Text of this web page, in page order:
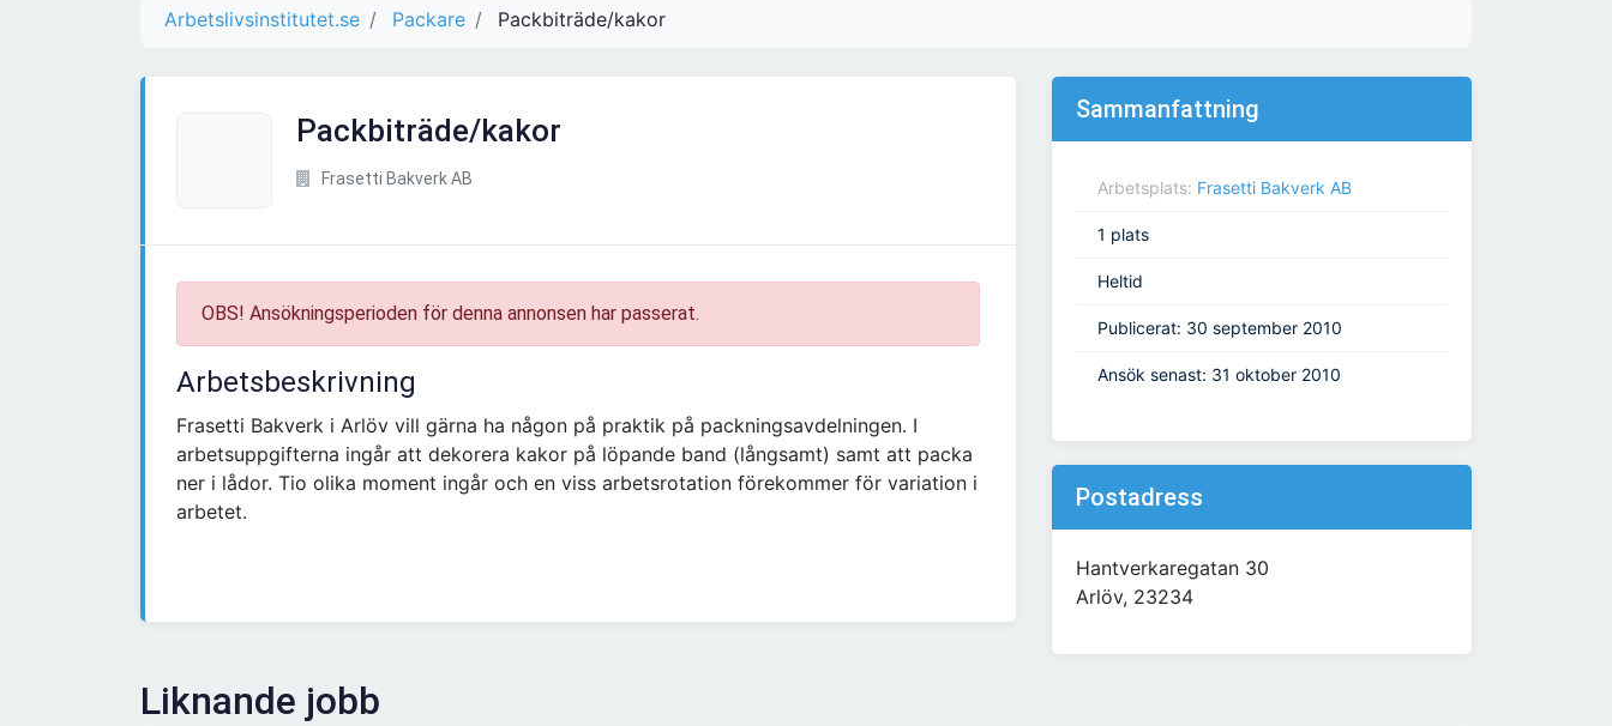
Arbetslivsinstitutet.se Packare Packbiträde/kakor
Packbiträde/kakor
Frasetti Bakverk AB
OBS! Ansökningsperioden för denna annonsen har passerat.
Arbetsbeskrivning
Frasetti Bakverk i Arlöv vill gärna ha någon på praktik på packningsavdelningen. I
arbetsuppgifterna ingår att dekorera kakor på löpande band (långsamt) samt att packa
ner i lådor. Tio olika moment ingår och en viss arbetsrotation förekommer för variation i
arbetet.
Sammanfattning
Arbetsplats: Frasetti Bakverk AB
1 plats
Heltid
Publicerat: 30 september 2010
Ansök senast: 31 oktober 2010
Postadress
Hantverkaregatan 30
Arlöv, 23234
Liknande jobb